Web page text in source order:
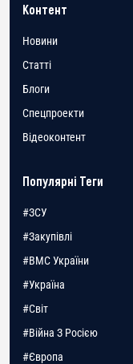
Контент
Новини
Статті
Блоги
Спецпроекти
Відеоконтент
Популярні Теги
#ЗСУ
#Закупівлі
#ВМС України
#Україна
#Світ
#Війна З Росією
#Європа